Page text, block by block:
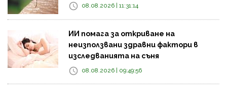
08.08.2026 | 11:31:14
ИИ помага за откриване на
неизползвани здравни фактори в
изследванията на съня
08.08.2026 | 09:49:56